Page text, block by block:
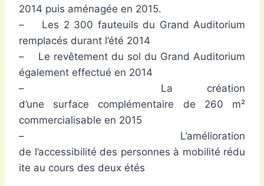
2014 puis aménagée en 2015.
– Les 2 300 fauteuils du Grand Auditorium
remplacés durant l’été 2014
– Le revêtement du sol du Grand Auditorium
également effectué en 2014
– La création
d’une surface complémentaire de 260 m²
commercialisable en 2015
– L’amélioration
de l’accessibilité des personnes à mobilité rédu
ite au cours des deux étés